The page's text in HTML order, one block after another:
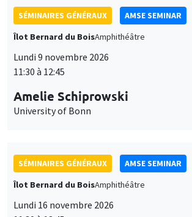
Îlot Bernard du BoisAmphithéâtre
Lundi 9 novembre 2026
11:30 à 12:45
Amelie Schiprowski
University of Bonn
Îlot Bernard du BoisAmphithéâtre
Lundi 16 novembre 2026
11:30 à 12:45
personnelles
et
des
cookies
politique de confidentialité.
Personnaliser